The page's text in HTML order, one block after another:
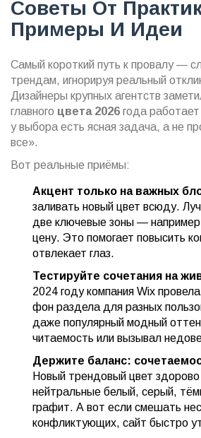
Советы От
Примеры И Идеи
Самый короткий путь к провалу —
трендам, игнорируя реальный
Дизайнеры крупных агентств
главного цвета 2026 года
у выбора есть ясная задача, а не
все».
Вот реальные приёмы:
Акцент только на важных
заливать новый цвет всюду.
две ключевые зоны —
цену. Это помогает повысить
отвлекает глаз.
Тестируйте сочетания на
2024 году компания Wix
фон раздела для разных
даже популярный модный
читаемость или вызывал
Держите баланс:
Новый трендовый цвет здорово
нейтральные белый, серый,
графит. А вот если смешать
конфликтующих, сайт быстро